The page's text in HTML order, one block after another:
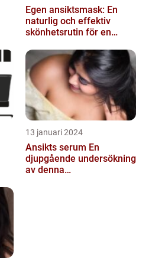
Egen ansiktsmask: En
naturlig och effektiv
skönhetsrutin för en
13 januari 2024
Ansikts serum En
djupgående undersökning
av denna